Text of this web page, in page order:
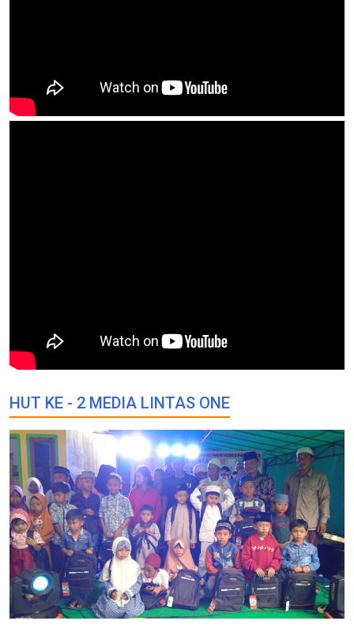
HUT KE - 2 MEDIA LINTAS ONE